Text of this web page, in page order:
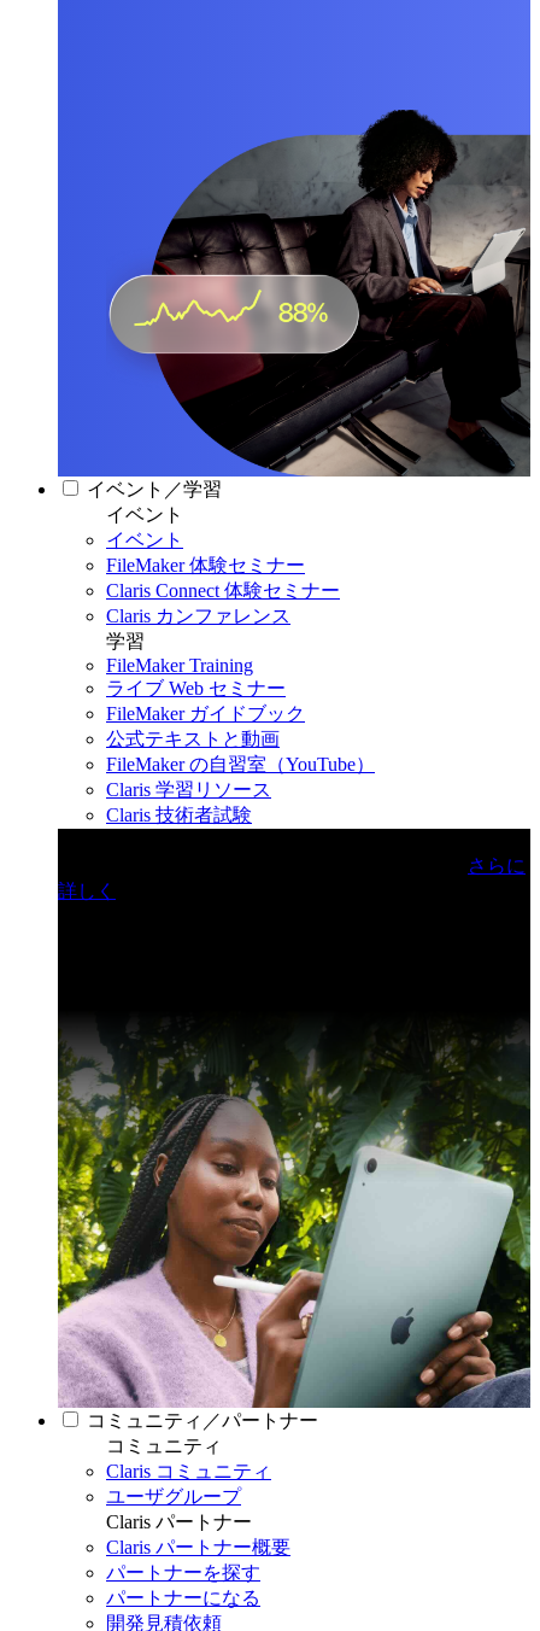
イベント／学習
イベント
イベント
FileMaker 体験セミナー
Claris Connect 体験セミナー
Claris カンファレンス
学習
FileMaker Training
ライブ Web セミナー
FileMaker ガイドブック
公式テキストと動画
FileMaker の自習室（YouTube）
Claris 学習リソース
Claris 技術者試験
さらに
詳しく
コミュニティ／パートナー
コミュニティ
Claris コミュニティ
ユーザグループ
Claris パートナー
Claris パートナー概要
パートナーを探す
パートナーになる
開発見積依頼